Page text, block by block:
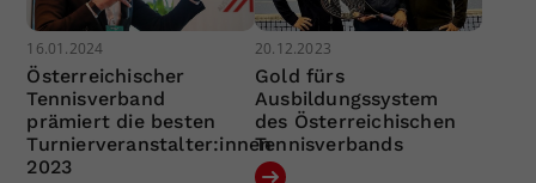
16.01.2024
Österreichischer
Tennisverband
prämiert die besten
Turnierveranstalter:innen
2023
20.12.2023
Gold fürs
Ausbildungssystem
des Österreichischen
Tennisverbands